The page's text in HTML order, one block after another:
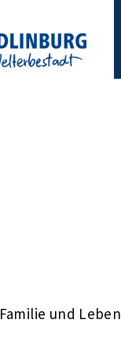
Familie und Leben